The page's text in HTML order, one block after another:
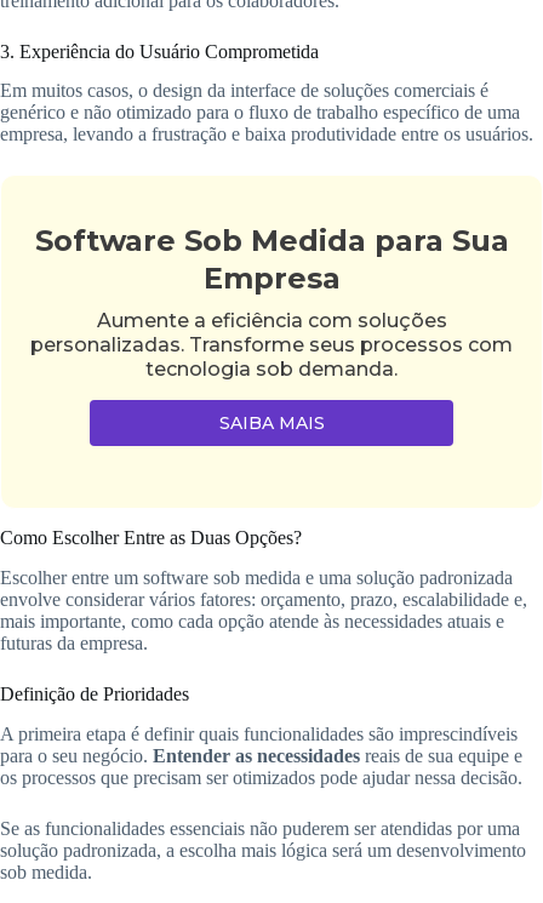
3. Experiência do Usuário Comprometida
Em muitos casos, o design da interface de soluções comerciais é
genérico e não otimizado para o fluxo de trabalho específico de uma
empresa, levando a frustração e baixa produtividade entre os usuários.
Software Sob Medida para Sua
Empresa
Aumente a eficiência com soluções
personalizadas. Transforme seus processos com
tecnologia sob demanda.
SAIBA MAIS
Como Escolher Entre as Duas Opções?
Escolher entre um software sob medida e uma solução padronizada
envolve considerar vários fatores: orçamento, prazo, escalabilidade e,
mais importante, como cada opção atende às necessidades atuais e
futuras da empresa.
Definição de Prioridades
A primeira etapa é definir quais funcionalidades são imprescindíveis
para o seu negócio. Entender as necessidades reais de sua equipe e
os processos que precisam ser otimizados pode ajudar nessa decisão.
Se as funcionalidades essenciais não puderem ser atendidas por uma
solução padronizada, a escolha mais lógica será um desenvolvimento
sob medida.